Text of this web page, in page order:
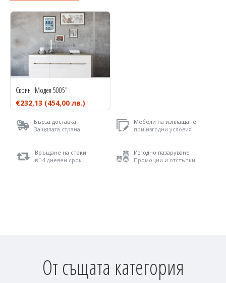
Скрин "Модел 5005"
€232,13 (454,00 лв.)
Бърза доставка
За цялата страна
Мебели на изплащане
при изгодни условия
Връщане на стоки
в 14 дневен срок
Изгодно пазаруване
Промоции и отстъпки
От същата категория